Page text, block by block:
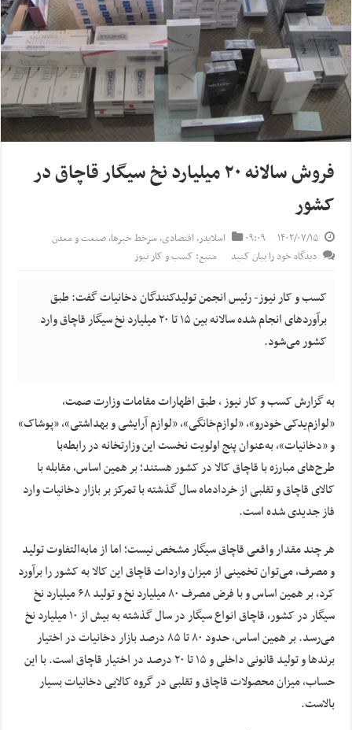
فروش سالانه ۲۰ میلیارد نخ سیگار قاچاق در
کشور
۱۴۰۲/۰۷/۱۵ ۰۹:۰۹ اسلایدر,اقتصادی,سرخط خبرها,صنعت و معدن
دیدگاه خود را بیان کنید
منبع: کسب و کار نیوز
کسب و کار نیوز- رئیس انجمن تولیدکنندگان دخانیات گفت: طبق
برآوردهای انجام شده سالانه بین ۱۵ تا ۲۰ میلیارد نخ سیگار قاچاق وارد
کشور می‌شود.
به گزارش کسب و کار نیوز ، طبق اظهارات مقامات وزارت صمت،
«لوازم‌یدکی خودرو»، «لوازم‌خانگی»، «لوازم آرایشی و بهداشتی»، «پوشاک»
و «دخانیات»، به‌عنوان پنج اولویت نخست این وزارتخانه در رابطه‌با
طرح‌های مبارزه با قاچاق کالا در کشور هستند؛ بر همین اساس، مقابله با
کالای قاچاق و تقلبی از خردادماه سال گذشته با تمرکز بر بازار دخانیات وارد
فاز جدیدی شده است.
هر چند مقدار واقعی قاچاق سیگار مشخص نیست؛ اما از مابه‌التفاوت تولید
و مصرف، می‌توان تخمینی از میزان واردات قاچاق این کالا به کشور را برآورد
کرد، بر همین اساس و با فرض مصرف ۸۰ میلیارد نخ و تولید ۶۸ میلیارد نخ
سیگار در کشور، قاچاق انواع سیگار در سال گذشته به بیش از ۱۰ میلیارد نخ
می‌رسد. بر همین اساس، حدود ۸۰ تا ۸۵ درصد بازار دخانیات در اختیار
برندها و تولید قانونی داخلی و ۱۵ تا ۲۰ درصد در اختیار قاچاق است. با این
حساب، میزان محصولات قاچاق و تقلبی در گروه کالایی دخانیات بسیار
بالاست.